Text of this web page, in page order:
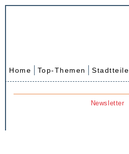
Home Top-Themen Stadtteile
Newsletter